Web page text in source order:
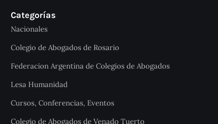
Categorías
Nacionales
Colegio de Abogados de Rosario
Federacion Argentina de Colegios de Abogados
Lesa Humanidad
Cursos, Conferencias, Eventos
Colegio de Abogados de Venado Tuerto